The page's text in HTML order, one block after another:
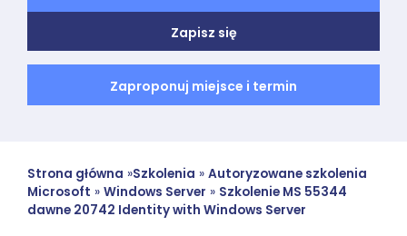
Zapisz się
Zaproponuj miejsce i termin
Strona główna »Szkolenia » Autoryzowane szkolenia
Microsoft » Windows Server » Szkolenie MS 55344
dawne 20742 Identity with Windows Server